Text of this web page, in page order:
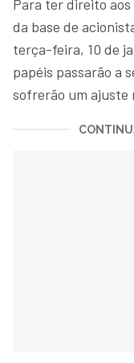
Para ter direito
da base de
terça-feira, 10 de
papéis passarão a
sofrerão um ajuste